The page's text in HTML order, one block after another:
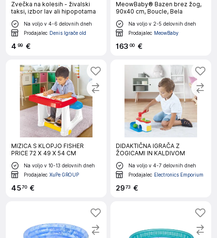
Zvečka na kolesih - živalski
taksi, izbor lav ali hipopotama
Na voljo v 4-6 delovnih dneh
Prodajalec Denis Igrače old
4 99 €
MeowBaby® Bazen brez žog,
90x40 cm, Boucle, Bela
Na voljo v 2-5 delovnih dneh
Prodajalec MeowBaby
163 00 €
MIZICA S KLOPJO FISHER
PRICE 72 X 49 X 54 CM
Na voljo v 10-13 delovnih dneh
Prodajalec XuPe GROUP
4570 €
DIDAKTIČNA IGRAČA Z
ŽOGICAMI IN KALDIVOM
Na voljo v 4-7 delovnih dneh
Prodajalec Electronics Emporium
2973 €